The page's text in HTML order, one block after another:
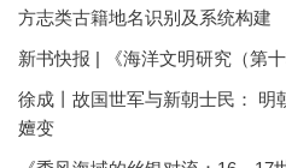
方志类古籍地名识别及系统构建
新书快报 | 《海洋文明研究（第十
徐成丨故国世军与新朝士民： 明
嬗变